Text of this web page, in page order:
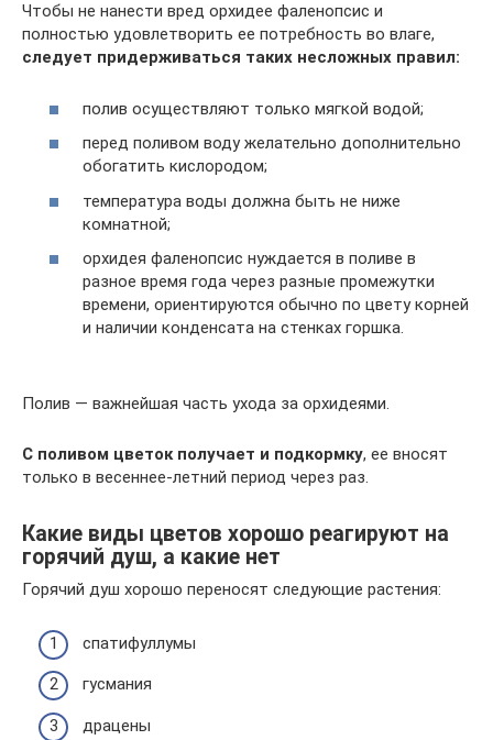
Чтобы не нанести вред орхидее фаленопсис и
полностью удовлетворить ее потребность во влаге,
следует придерживаться таких несложных правил:
полив осуществляют только мягкой водой;
перед поливом воду желательно дополнительно
обогатить кислородом;
температура воды должна быть не ниже
комнатной;
орхидея фаленопсис нуждается в поливе в
разное время года через разные промежутки
времени, ориентируются обычно по цвету корней
и наличии конденсата на стенках горшка.
Полив — важнейшая часть ухода за орхидеями.
С поливом цветок получает и подкормку, ее вносят
только в весеннее-летний период через раз.
Какие виды цветов хорошо реагируют на
горячий душ, а какие нет
Горячий душ хорошо переносят следующие растения:
спатифуллумы
гусмания
драцены